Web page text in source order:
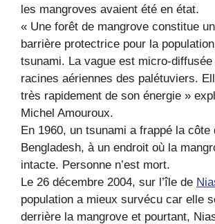
les mangroves avaient été en état.
« Une forêt de mangrove constitue
barrière protectrice pour la
tsunami. La vague est micro-diffusée
racines aériennes des palétuviers.
très rapidement de son énergie »
Michel Amouroux.
En 1960, un tsunami a frappé la côte
Bengladesh, à un endroit où la
intacte. Personne n’est mort.
Le 26 décembre 2004, sur l’île de
population a mieux survécu car elle
derrière la mangrove et pourtant,